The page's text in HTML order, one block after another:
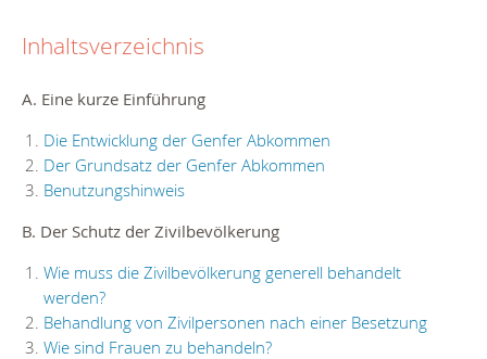
Inhaltsverzeichnis
A. Eine kurze Einführung
Die Entwicklung der Genfer Abkommen
Der Grundsatz der Genfer Abkommen
Benutzungshinweis
B. Der Schutz der Zivilbevölkerung
Wie muss die Zivilbevölkerung generell behandelt
werden?
Behandlung von Zivilpersonen nach einer Besetzung
Wie sind Frauen zu behandeln?